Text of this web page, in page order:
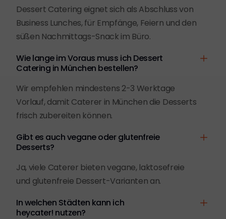
Dessert Catering eignet sich als Abschluss von
Business Lunches, für Empfänge, Feiern und den
süßen Nachmittags-Snack im Büro.
Wie lange im Voraus muss ich Dessert
Catering in München bestellen?
Wir empfehlen mindestens 2-3 Werktage
Vorlauf, damit Caterer in München die Desserts
frisch zubereiten können.
Gibt es auch vegane oder glutenfreie
Desserts?
Ja, viele Caterer bieten vegane, laktosefreie
und glutenfreie Dessert-Varianten an.
In welchen Städten kann ich
heycater! nutzen?